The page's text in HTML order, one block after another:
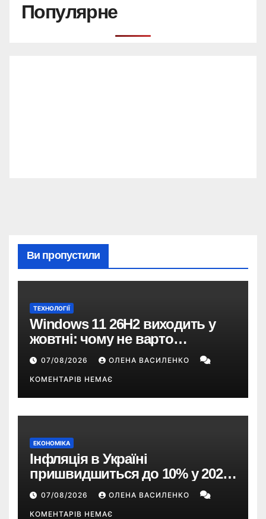
Популярне
Ви пропустили
ТЕХНОЛОГІЇ
Windows 11 26H2 виходить у
жовтні: чому не варто
пропускати це оновлення
07/08/2026 ОЛЕНА ВАСИЛЕНКО
КОМЕНТАРІВ НЕМАЄ
ЕКОНОМІКА
Інфляція в Україні
пришвидшиться до 10% у 2026
році — прогноз НБУ
07/08/2026 ОЛЕНА ВАСИЛЕНКО
КОМЕНТАРІВ НЕМАЄ